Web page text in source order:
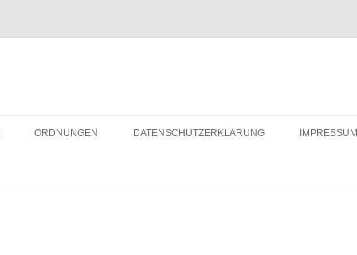
ORDNUNGEN DATENSCHUTZERKLÄRUNG IMPRESSUM